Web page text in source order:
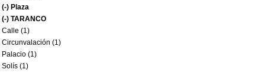
(-) Plaza
(-) TARANCO
Calle (1)
Circunvalación (1)
Palacio (1)
Solís (1)